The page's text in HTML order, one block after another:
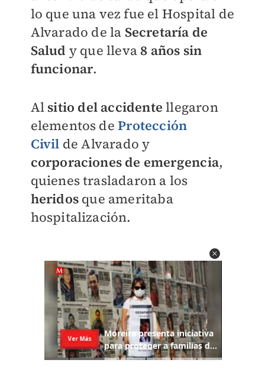
lo que una vez fue el Hospital de
Alvarado de la Secretaría de
Salud y que lleva 8 años sin
funcionar.
Al sitio del accidentellegaron
elementos deProtección
Civil de Alvarado y
corporaciones de emergencia,
quienes trasladaron a los
heridos que ameritaba
hospitalización.